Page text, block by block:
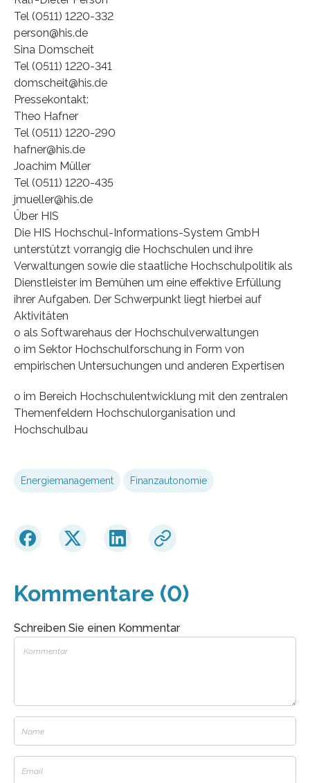
Tel (0511) 1220-332
person@his.de
Sina Domscheit
Tel (0511) 1220-341
domscheit@his.de
Pressekontakt:
Theo Hafner
Tel (0511) 1220-290
hafner@his.de
Joachim Müller
Tel (0511) 1220-435
jmueller@his.de
Über HIS
Die HIS Hochschul-Informations-System GmbH
unterstützt vorrangig die Hochschulen und ihre
Verwaltungen sowie die staatliche Hochschulpolitik als
Dienstleister im Bemühen um eine effektive Erfüllung
ihrer Aufgaben. Der Schwerpunkt liegt hierbei auf
Aktivitäten
o als Softwarehaus der Hochschulverwaltungen
o im Sektor Hochschulforschung in Form von
empirischen Untersuchungen und anderen Expertisen
o im Bereich Hochschulentwicklung mit den zentralen
Themenfeldern Hochschulorganisation und
Hochschulbau
Energiemanagement Finanzautonomie
Kommentare (0)
Schreiben Sie einen Kommentar